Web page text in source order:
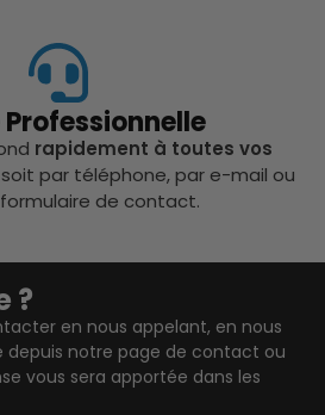
Professionnelle
rapidement à toutes vos
par téléphone, par e-mail ou
de contact.
?
en nous appelant, en nous
depuis notre page de contact ou
vous sera apportée dans les